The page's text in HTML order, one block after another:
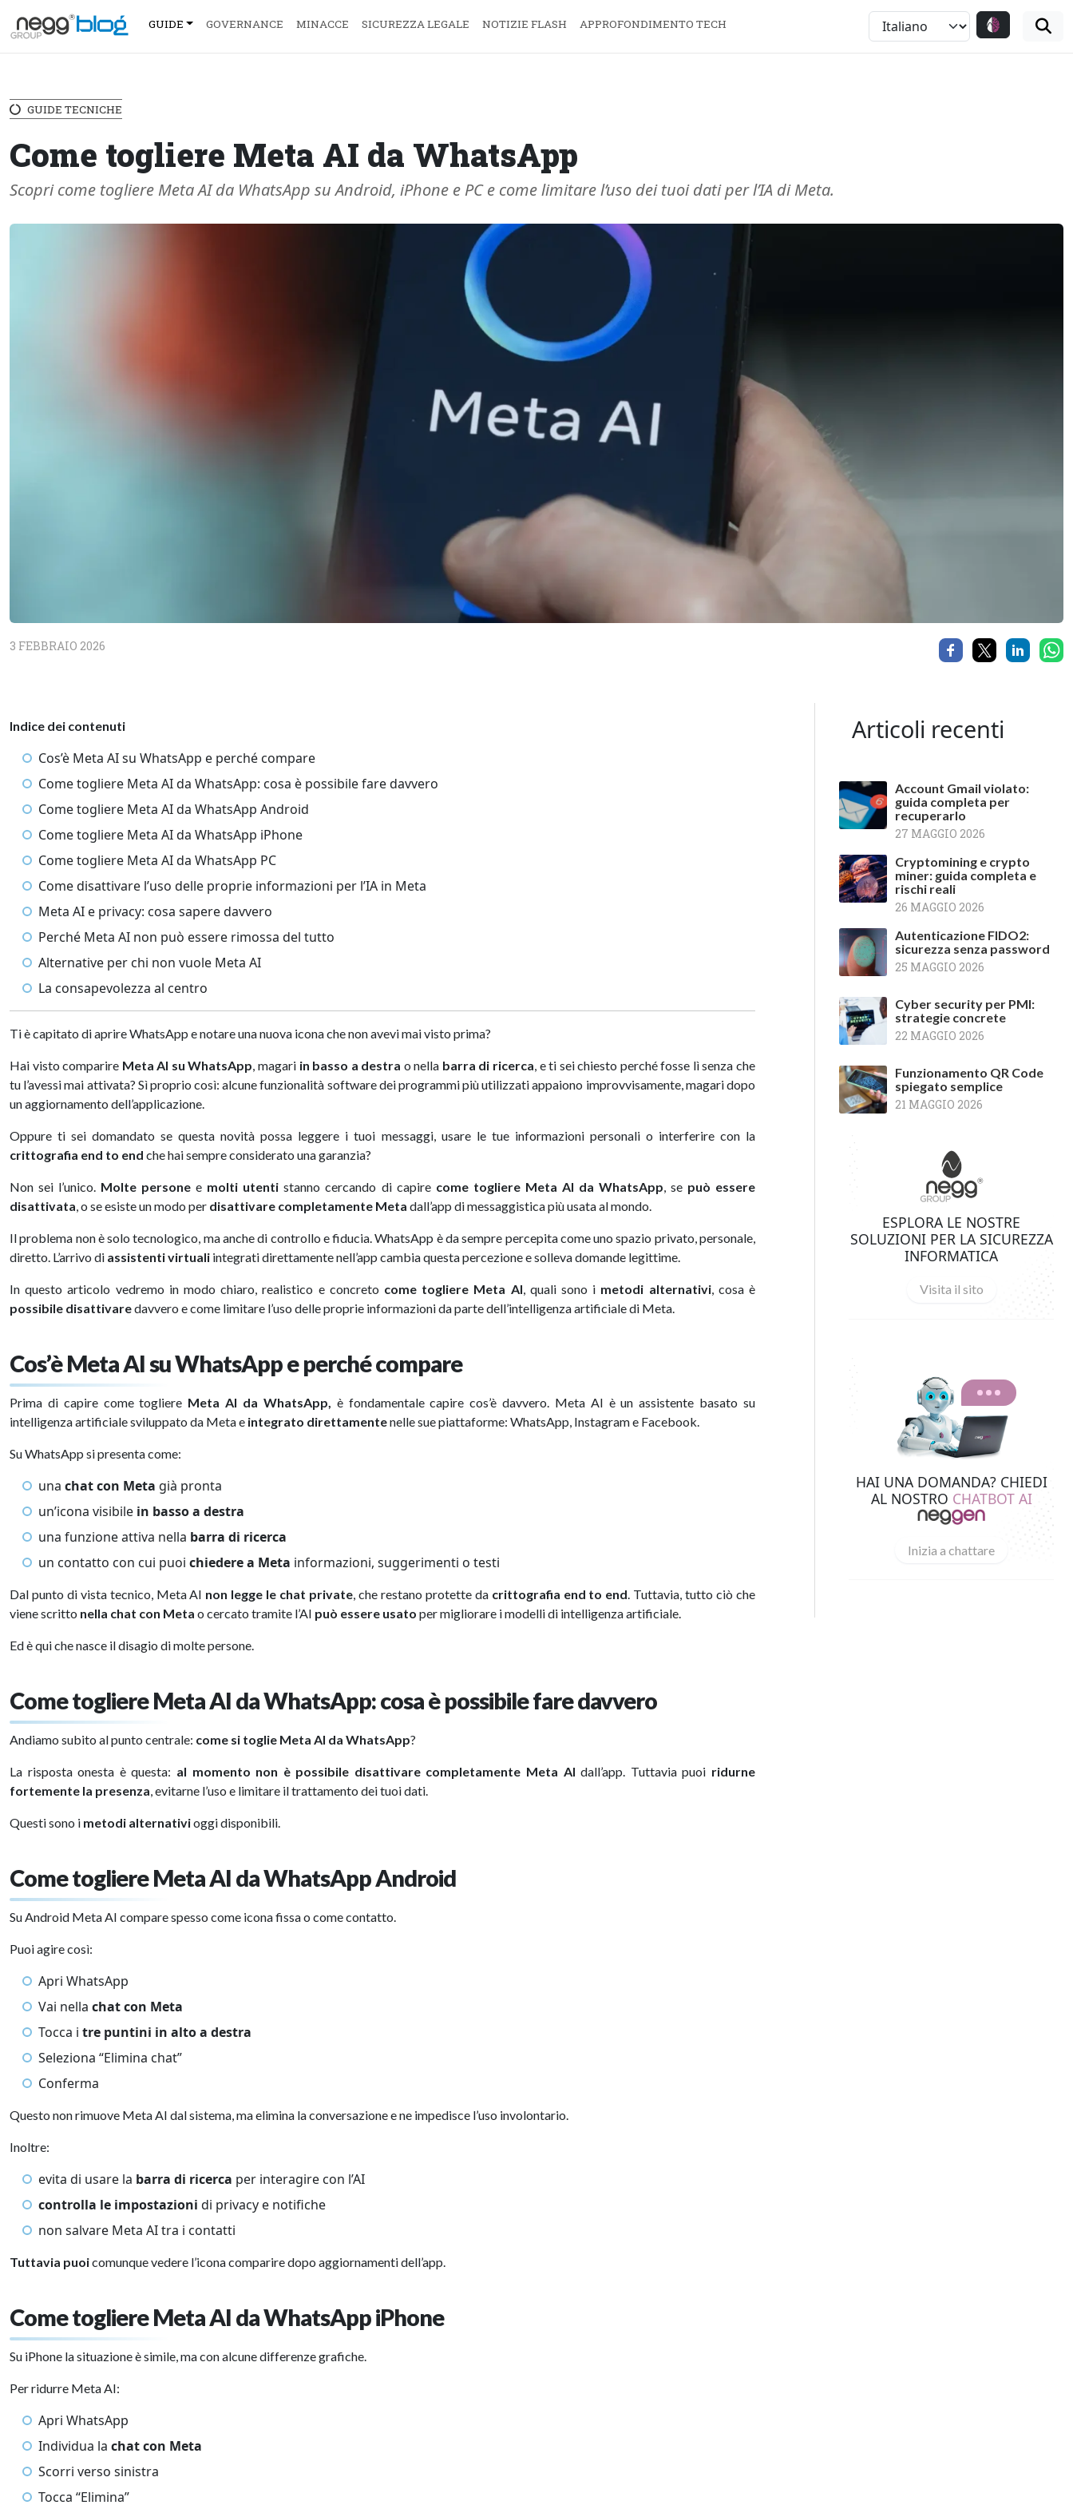
GUIDE GOVERNANCE MINACCE SICUREZZA LEGALE NOTIZIE FLASH APPROFONDIMENTO TECH
GUIDE TECNICHE
Come togliere Meta AI da WhatsApp
Scopri come togliere Meta AI da WhatsApp su Android, iPhone e PC e come limitare l’uso dei tuoi dati per l’IA di Meta.
3 FEBBRAIO 2026
Indice dei contenuti
Cos’è Meta AI su WhatsApp e perché compare
Come togliere Meta AI da WhatsApp: cosa è possibile fare davvero
Come togliere Meta AI da WhatsApp Android
Come togliere Meta AI da WhatsApp iPhone
Come togliere Meta AI da WhatsApp PC
Come disattivare l’uso delle proprie informazioni per l’IA in Meta
Meta AI e privacy: cosa sapere davvero
Perché Meta AI non può essere rimossa del tutto
Alternative per chi non vuole Meta AI
La consapevolezza al centro
Ti è capitato di aprire WhatsApp e notare una nuova icona che non avevi mai visto prima?
Hai visto comparire Meta AI su WhatsApp, magari in basso a destra o nella barra di ricerca, e ti sei chiesto perché fosse lì senza che
tu l’avessi mai attivata? Sì proprio così: alcune funzionalità software dei programmi più utilizzati appaiono improvvisamente, magari dopo
un aggiornamento dell’applicazione.
Oppure ti sei domandato se questa novità possa leggere i tuoi messaggi, usare le tue informazioni personali o interferire con la
crittografia end to end che hai sempre considerato una garanzia?
Non sei l’unico. Molte persone e molti utenti stanno cercando di capire come togliere Meta AI da WhatsApp, se può essere
disattivata, o se esiste un modo per disattivare completamente Meta dall’app di messaggistica più usata al mondo.
Il problema non è solo tecnologico, ma anche di controllo e fiducia. WhatsApp è da sempre percepita come uno spazio privato, personale,
diretto. L’arrivo di assistenti virtuali integrati direttamente nell’app cambia questa percezione e solleva domande legittime.
In questo articolo vedremo in modo chiaro, realistico e concreto come togliere Meta AI, quali sono i metodi alternativi, cosa è
possibile disattivaredavvero e come limitare l’uso delle proprie informazioni da parte dell’intelligenza artificiale di Meta.
Cos’è Meta AI su WhatsApp e perché compare
Prima di capire come togliere Meta AI da WhatsApp, è fondamentale capire cos’è davvero. Meta AI è un assistente basato su
intelligenza artificiale sviluppato da Meta e integrato direttamentenelle sue piattaforme: WhatsApp, Instagram e Facebook.
Su WhatsApp si presenta come:
una chat con Meta già pronta
un’icona visibile in basso a destra
una funzione attiva nella barra di ricerca
un contatto con cui puoi chiedere a Meta informazioni, suggerimenti o testi
Dal punto di vista tecnico, Meta AI non legge le chat private, che restano protette da crittografia end to end. Tuttavia, tutto ciò che
viene scritto nella chat con Meta o cercato tramite l’AI può essere usato per migliorare i modelli di intelligenza artificiale.
Ed è qui che nasce il disagio di molte persone.
Come togliere Meta AI da WhatsApp: cosa è possibile fare davvero
Andiamo subito al punto centrale: come si toglie Meta AI da WhatsApp?
La risposta onesta è questa: al momento non è possibile disattivare completamente Meta AI dall’app. Tuttavia puoi ridurne
fortemente la presenza, evitarne l’uso e limitare il trattamento dei tuoi dati.
Questi sono i metodi alternativioggi disponibili.
Come togliere Meta AI da WhatsApp Android
Su Android Meta AI compare spesso come icona fissa o come contatto.
Puoi agire così:
Apri WhatsApp
Vai nella chat con Meta
Tocca i tre puntini in alto a destra
Seleziona “Elimina chat”
Conferma
Questo non rimuove Meta AI dal sistema, ma elimina la conversazione e ne impedisce l’uso involontario.
Inoltre:
evita di usare la barra di ricerca per interagire con l’AI
controlla le impostazioni di privacy e notifiche
non salvare Meta AI tra i contatti
Tuttavia puoicomunque vedere l’icona comparire dopo aggiornamenti dell’app.
Come togliere Meta AI da WhatsApp iPhone
Su iPhone la situazione è simile, ma con alcune differenze grafiche.
Per ridurre Meta AI:
Apri WhatsApp
Individua la chat con Meta
Scorri verso sinistra
Tocca “Elimina”
Articoli recenti
Account Gmail violato:
guida completa per
recuperarlo
27 MAGGIO 2026
Cryptomining e crypto
miner: guida completa e
rischi reali
26 MAGGIO 2026
Autenticazione FIDO2:
sicurezza senza password
25 MAGGIO 2026
Cyber security per PMI:
strategie concrete
22 MAGGIO 2026
Funzionamento QR Code
spiegato semplice
21 MAGGIO 2026
ESPLORA LE NOSTRE
SOLUZIONI PER LA SICUREZZA
INFORMATICA
Visita il sito
HAI UNA DOMANDA? CHIEDI
AL NOSTRO CHATBOT AI
Inizia a chattare